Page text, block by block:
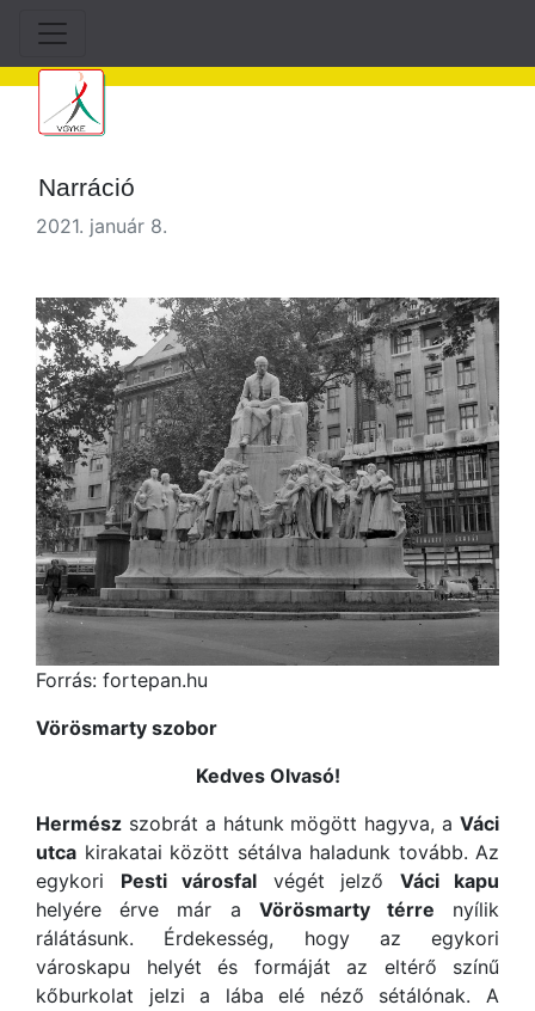
Narráció
2021. január 8.
Forrás: fortepan.hu
Vörösmarty szobor
Kedves Olvasó!
Hermész szobrát a hátunk mögött hagyva, a Váci
utca kirakatai között sétálva haladunk tovább. Az
egykori Pesti városfal végét jelző Váci kapu
helyére érve már a Vörösmarty térre nyílik
rálátásunk. Érdekesség, hogy az egykori
városkapu helyét és formáját az eltérő színű
kőburkolat jelzi a lába elé néző sétálónak. A